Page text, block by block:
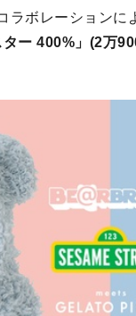
ラボレーションに
ター 400%」(2万